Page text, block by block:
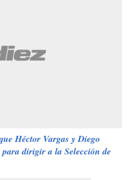
Héctor Vargas y Diego
para dirigir a la Selección de